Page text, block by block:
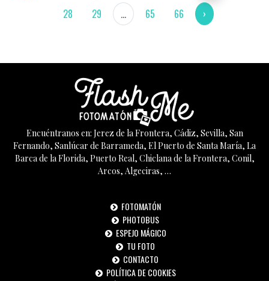
28
29 ... 65 66 ›
Encuéntranos en: Jerez de la Frontera, Cádiz, Sevilla, San
Fernando, Sanlúcar de Barrameda, El Puerto de Santa María, La
Barca de la Florida, Puerto Real, Chiclana de la Frontera, Conil,
Arcos, Algeciras, …
FOTOMATÓN
PHOTOBUS
ESPEJO MÁGICO
TU FOTO
CONTACTO
POLÍTICA DE COOKIES